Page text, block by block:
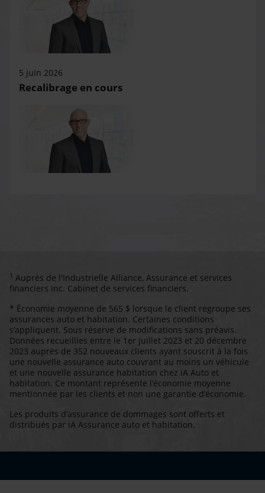
5 juin 2026
Recalibrage en cours
1 Auprès de l'Industrielle Alliance, Assurance et services
financiers inc. Cabinet de services financiers.
* Économie moyenne de 565 $ lorsque le client regroupe ses
assurances auto et habitation. Certaines conditions
s’appliquent. Sous réserve de modifications sans préavis.
Données recueillies entre le 1er juillet 2023 et 20 décembre
2023 auprès de 352 nouveaux clients ayant souscrit à la fois
une nouvelle assurance auto couvrant au moins un véhicule
et une nouvelle assurance habitation chez iA Auto et
habitation. Ce montant représente l’économie moyenne
mentionnée par les clients et non une garantie d’économie.
Les produits d’assurance de dommages sont offerts et
distribués par iA Assurance auto et habitation.